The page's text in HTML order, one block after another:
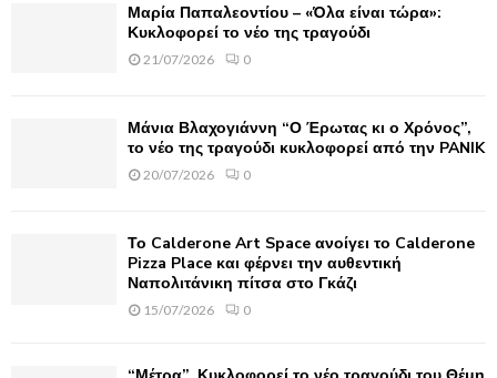
Μαρία Παπαλεοντίου – «Όλα είναι τώρα»:
Κυκλοφορεί το νέο της τραγούδι
21/07/2026 0
Μάνια Βλαχογιάννη “Ο Έρωτας κι ο Χρόνος”,
το νέο της τραγούδι κυκλοφορεί από την PANIK
20/07/2026 0
Το Calderone Art Space ανοίγει το Calderone
Pizza Place και φέρνει την αυθεντική
Ναπολιτάνικη πίτσα στο Γκάζι
15/07/2026 0